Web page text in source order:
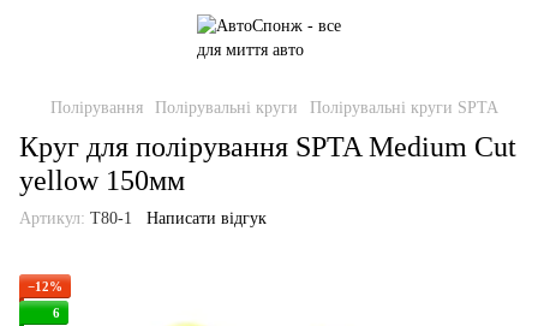
Полірування Полірувальні круги Полірувальні круги SPTA
Круг для полірування SPTA Medium Cut
yellow 150мм
Артикул: T80-1 Написати відгук
−12%
6